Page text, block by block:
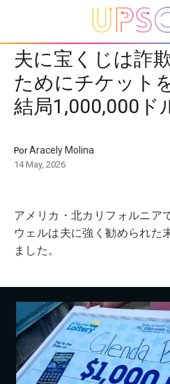
夫に宝くじは詐
ためにチケット
結局1,000,000ド
PorAracely Molina
14 May, 2026
アメリカ・北カリフォルニア
ウェルは夫に強く勧められた
ました。